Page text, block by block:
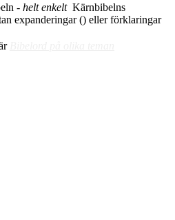
- helt enkelt Kärnbibelns
expanderingar () eller förklaringar